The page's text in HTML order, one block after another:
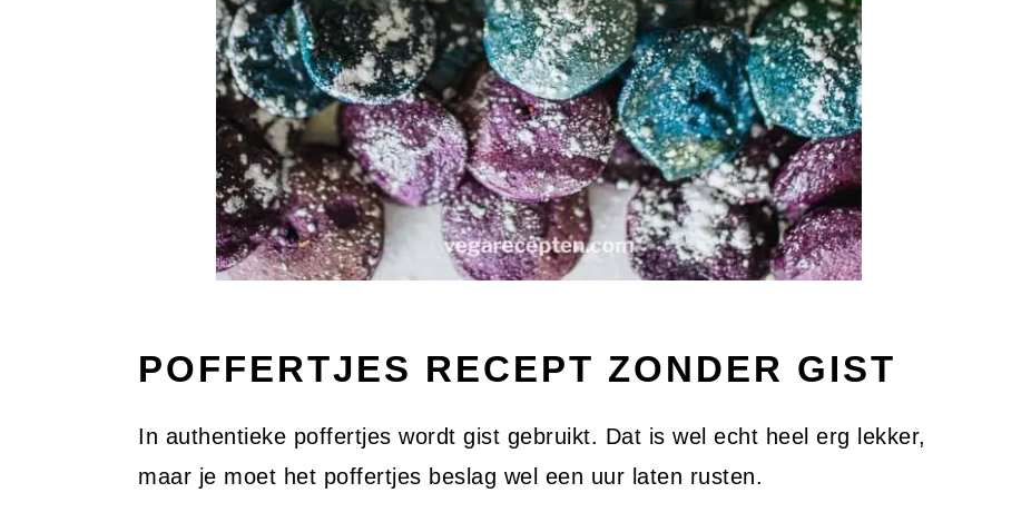
POFFERTJES RECEPT ZONDER GIST
In authentieke poffertjes wordt gist gebruikt. Dat is wel echt heel erg lekker,
maar je moet het poffertjes beslag wel een uur laten rusten.